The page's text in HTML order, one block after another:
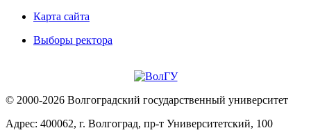
Карта сайта
Выборы ректора
© 2000-2026 Волгоградский государственный университет
Адрес: 400062, г. Волгоград, пр-т Университетский, 100